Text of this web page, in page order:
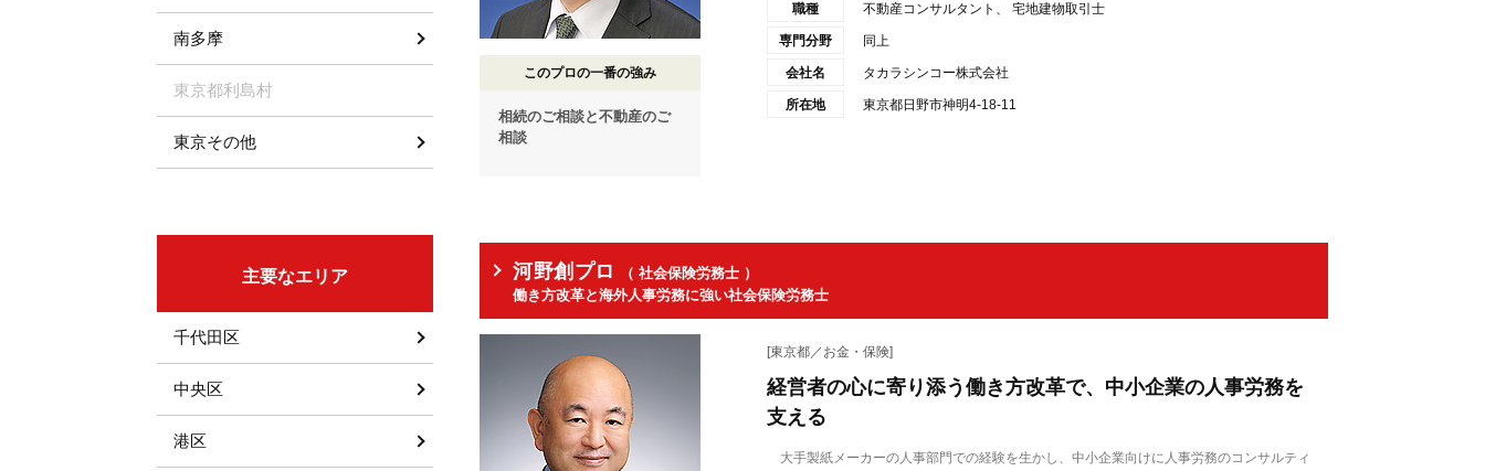
このプロの一番の強み
相続のご相談と不動産のご
相談
職種 不動産コンサルタント、 宅地建物取引士
専門分野 同上
会社名 タカラシンコー株式会社
所在地 東京都日野市神明4-18-11
河野創プロ
（ 社会保険労務士 ）
働き方改革と海外人事労務に強い社会保険労務士
[東京都／お金・保険]
経営者の心に寄り添う働き方改革で、中小企業の人事労務を
支える
大手製紙メーカーの人事部門での経験を生かし、中小企業向けに人事労務のコンサルティ
南多摩
東京都利島村
東京その他
主要なエリア
千代田区
中央区
港区